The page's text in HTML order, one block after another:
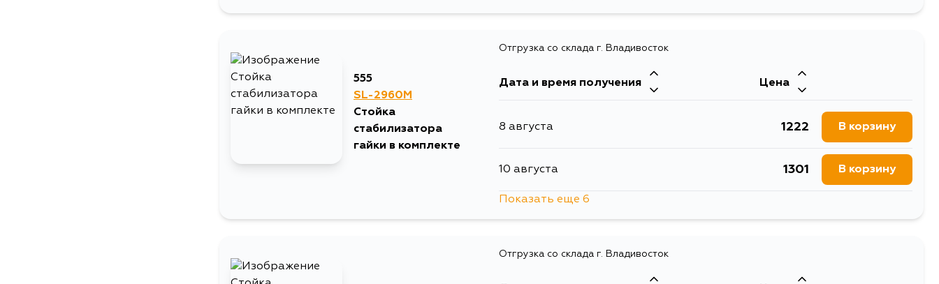
8 августа
10 августа 1266
10 августа 1213 В корзину
11 августа 1402 В корзину
11 августа 1865 В корзину
13 августа
555
SL-2960M
Стойка
стабилизатора
гайки в комплекте
Отгрузка со склада г. Владивосток
Дата и время получения Цена
8 августа 1222 В корзину
10 августа 1301 В корзину
12 августа
Показать еще 6
Отгрузка со склада г. Владивосток